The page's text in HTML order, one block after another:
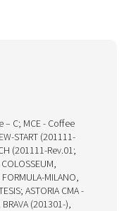
– C; MCE - Coffee
START (201111-
(201111-Rev.01;
MILANO,
ASTORIA CMA -
(201301-),